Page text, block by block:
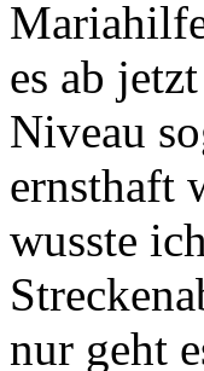
es ab
Niveau
ernsthaft
wusste
nur geht